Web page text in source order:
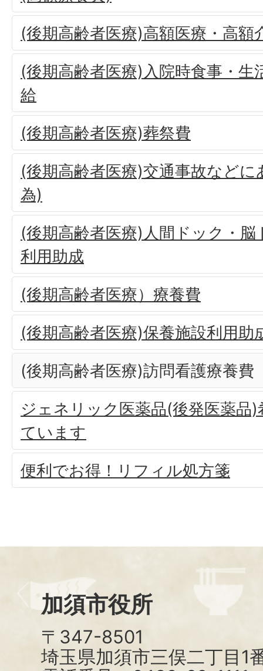
(後期高齢者医療)高額医療・高額
(後期高齢者医療)入院時食事・生
給
(後期高齢者医療)葬祭費
(後期高齢者医療)交通事故など
為)
(後期高齢者医療)人間ドック・
利用助成
(後期高齢者医療）療養費
(後期高齢者医療)保養施設利用助
(後期高齢者医療)訪問看護療養費
ジェネリック医薬品(後発医薬品
ています
便利でお得！リフィル処方箋
加須市役所
〒347-8501
埼玉県加須市三俣二丁目1